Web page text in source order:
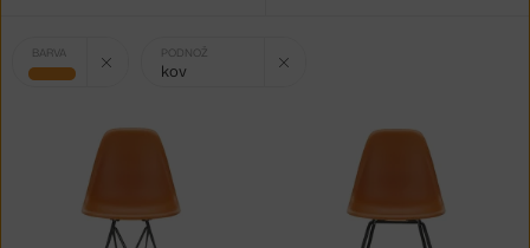
Vybrané
filtry:
BARVA
oranžová
Zrušit filtr
PODNOŽ
kov